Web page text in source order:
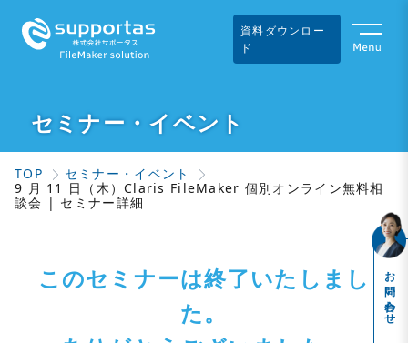
資料ダウンロー
ド
お問い合わせ
セミナー・イベント
TOP
セミナー・イベント
9 月 11 日（木）Claris FileMaker 個別オンライン無料相
談会 | セミナー詳細
このセミナーは終了いたしまし
た。